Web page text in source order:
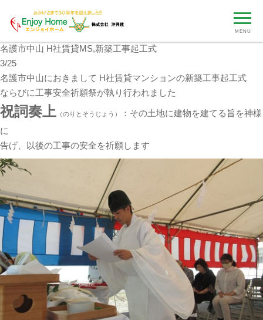
MENU
名護市中山 H社賃貸MS,新築工事起工式
3/25
名護市中山におきまして H社賃貸マンションの新築工事起工式
ならびに工事安全祈願祭が執り行われました
祝詞奏上 （のりとそうじょう）
：その土地に建物を建てる旨を神様
に
告げ、以後の工事の安全を祈願します